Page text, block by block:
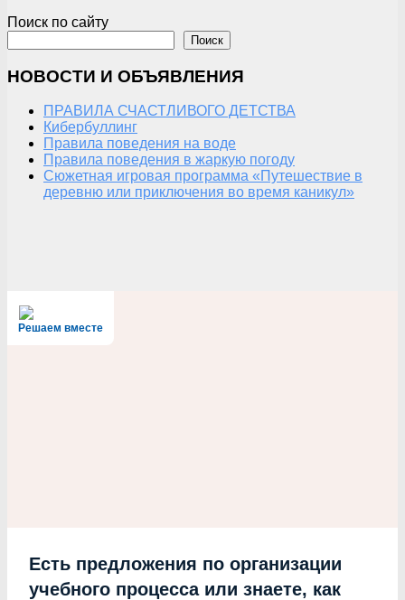
Поиск по сайту
Поиск
НОВОСТИ И ОБЪЯВЛЕНИЯ
ПРАВИЛА СЧАСТЛИВОГО ДЕТСТВА
Кибербуллинг
Правила поведения на воде
Правила поведения в жаркую погоду
Сюжетная игровая программа «Путешествие в
деревню или приключения во время каникул»
Решаем вместе
Есть предложения по организации
учебного процесса или знаете, как